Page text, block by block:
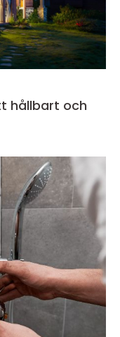
hållbart och